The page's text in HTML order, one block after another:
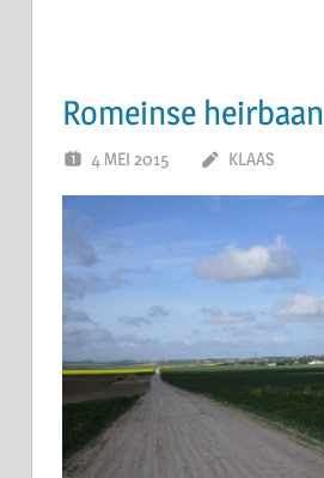
Romeinse heirbaan
4 MEI 2015 KLAAS